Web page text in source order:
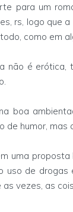
para um
rs, logo que
como em
não é erótica,
boa
de humor,
uma
uso de
as vezes, as